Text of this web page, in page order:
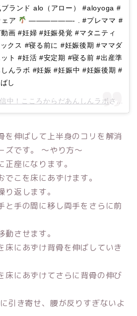
ブランド alo（アロー） #aloyoga #
ア
——————- . #プレママ #
画 #妊婦 #妊娠発覚 #マタニティ
クス #寝る前に #妊娠後期 #ママダ
ト #妊活 #安定期 #寝る前 #出産準
んラボ #妊娠 #妊娠中 #妊娠後期 #
し
中！こころからだあんしんラボ さん(@kokorokaradalab)がシェアした投稿 –
を伸ばして上半身のコリを解消
ズです。 〜やり方〜
座になります。
こを床にあずけます。
返します。
手の間に移し両手をさらに前
させます。
にあずけ背骨を伸ばしていき
にあずけてさらに背骨の伸び
引き寄せ、腰が反りすぎないよ